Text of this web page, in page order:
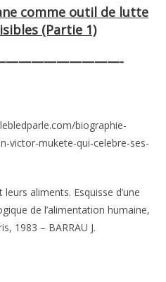
comme outil de lutte
(Partie 1)
biographie-
victor-mukete-qui-celebre-ses-
aliments. Esquisse d’une
de l’alimentation humaine,
1983 – BARRAU J.